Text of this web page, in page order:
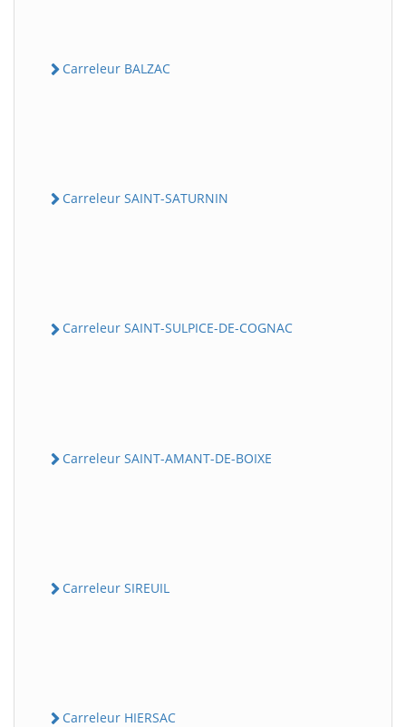
Carreleur BALZAC
Carreleur SAINT-SATURNIN
Carreleur SAINT-SULPICE-DE-COGNAC
Carreleur SAINT-AMANT-DE-BOIXE
Carreleur SIREUIL
Carreleur HIERSAC